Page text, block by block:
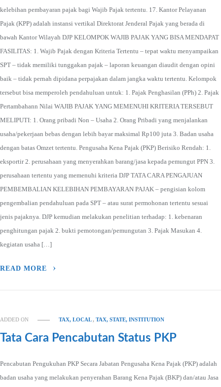
kelebihan pembayaran pajak bagi Wajib Pajak tertentu. 17. Kantor Pelayanan
Pajak (KPP) adalah instansi vertikal Direktorat Jenderal Pajak yang berada di
bawah Kantor Wilayah DJP KELOMPOK WAJIB PAJAK YANG BISA MENDAPAT
FASILITAS: 1. Wajib Pajak dengan Kriteria Tertentu – tepat waktu menyampaikan
SPT – tidak memiliki tunggakan pajak – laporan keuangan diaudit dengan opini
baik – tidak pernah dipidana perpajakan dalam jangka waktu tertentu. Kelompok
tersebut bisa memperoleh pendahuluan untuk: 1. Pajak Penghasilan (PPh) 2. Pajak
Pertambahann Nilai WAJIB PAJAK YANG MEMENUHI KRITERIA TERSEBUT
MELIPUTI: 1. Orang pribadi Non – Usaha 2. Orang Pribadi yang menjalankan
usaha/pekerjaan bebas dengan lebih bayar maksimal Rp100 juta 3. Badan usaha
dengan batas Omzet tertentu. Pengusaha Kena Pajak (PKP) Berisiko Rendah: 1.
eksportir 2. perusahaan yang menyerahkan barang/jasa kepada pemungut PPN 3.
perusahaan tertentu yang memenuhi kriteria DJP TATA CARA PENGAJUAN
PEMBEMBALIAN KELEBIHAN PEMBAYARAN PAJAK – pengisian kolom
pengembalian pendahuluan pada SPT – atau surat permohonan tertentu sesuai
jenis pajaknya. DJP kemudian melakukan penelitian terhadap: 1. kebenaran
penghitungan pajak 2. bukti pemotongan/pemungutan 3. Pajak Masukan 4.
kegiatan usaha […]
READ MORE
ADDED ON TAX, LOCAL,TAX, STATE, INSTITUTION
Tata Cara Pencabutan Status PKP
Pencabutan Pengukuhan PKP Secara Jabatan Pengusaha Kena Pajak (PKP) adalah
badan usaha yang melakukan penyerahan Barang Kena Pajak (BKP) dan/atau Jasa